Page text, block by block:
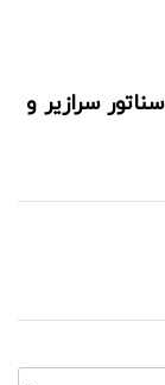
سرازیر و